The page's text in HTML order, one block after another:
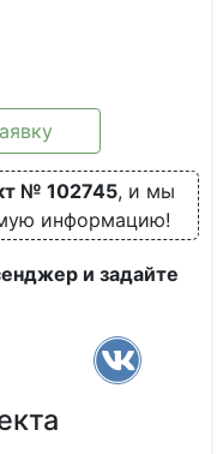
№ 102745, и мы
информацию!
и задайте